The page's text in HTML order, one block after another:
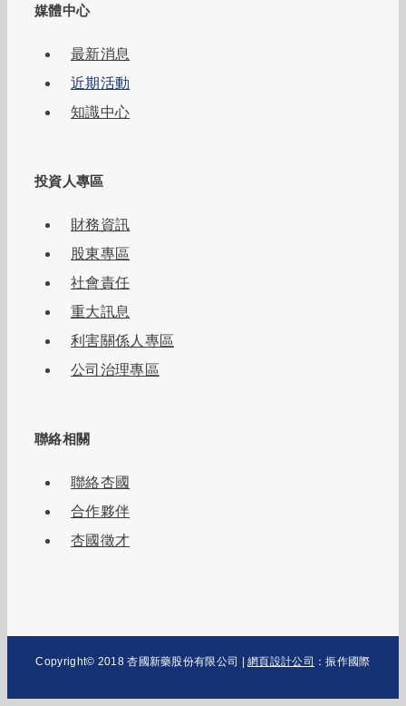
媒體中心
最新消息
近期活動
知識中心
投資人專區
財務資訊
股東專區
社會責任
重大訊息
利害關係人專區
公司治理專區
聯絡相關
聯絡杏國
合作夥伴
杏國徵才
Copyright© 2018 杏國新藥股份有限公司 |網頁設計公司 ：振作國際